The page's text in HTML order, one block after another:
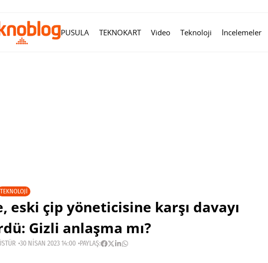
PUSULA TEKNOKART Video Teknoloji İncelemeler
TEKNOLOJI
eski çip yöneticisine karşı davayı
Gizli anlaşma mı?
30 NISAN 2023 14:00 PAYLAŞ: